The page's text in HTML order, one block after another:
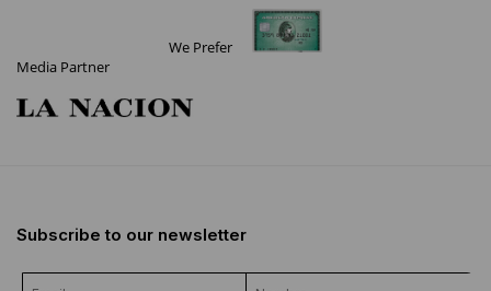
We Prefer
Media Partner
Subscribe to our newsletter